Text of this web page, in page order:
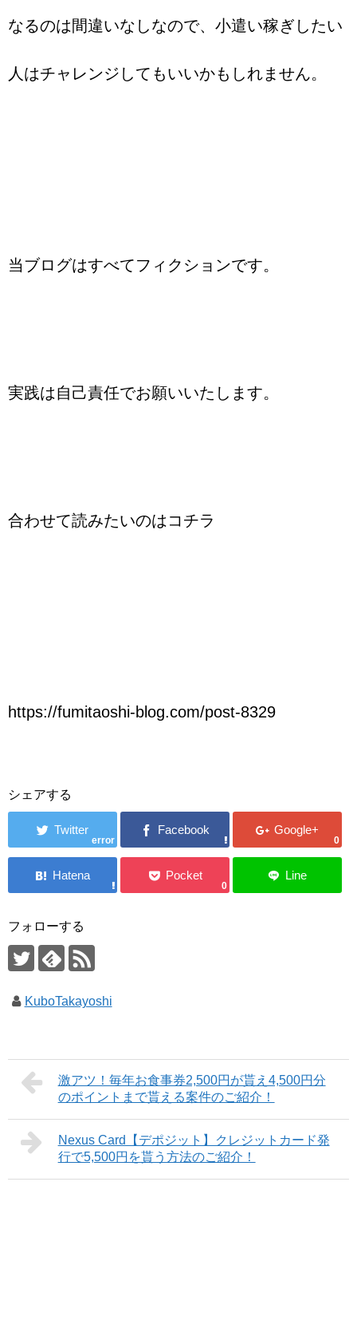
なるのは間違いなしなので、小遣い稼ぎしたい
人はチャレンジしてもいいかもしれません。
当ブログはすべてフィクションです。
実践は自己責任でお願いいたします。
合わせて読みたいのはコチラ
https://fumitaoshi-blog.com/post-8329
シェアする
error 0
0
フォローする
KuboTakayoshi
激アツ！毎年お食事券2,500円が貰え4,500円分
のポイントまで貰える案件のご紹介！
Nexus Card【デポジット】クレジットカード発
行で5,500円を貰う方法のご紹介！